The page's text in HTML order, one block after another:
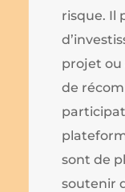
risque. Il
projet ou
de
sont de
soutenir